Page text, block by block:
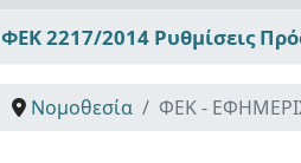
ΦΕΚ 2217/2014 Ρυθμίσεις
Νομοθεσία ΦΕΚ -